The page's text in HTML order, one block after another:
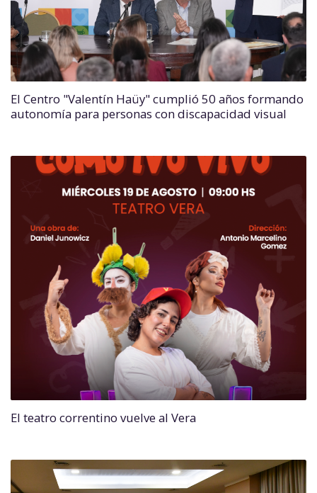
El Centro "Valentín Haüy" cumplió 50 años formando
autonomía para personas con discapacidad visual
El teatro correntino vuelve al Vera